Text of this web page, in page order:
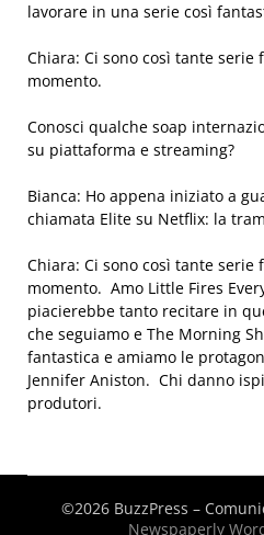
lavorare in una serie così
Chiara: Ci sono così tante
momento.
Conosci qualche soap
su piattaforma e streaming?
Bianca: Ho appena iniziato a
chiamata Elite su Netflix: la
Chiara: Ci sono così tante
momento. Amo Little Fires
piacierebbe tanto recitare in
che seguiamo e The Morning
fantastica e amiamo le
Jennifer Aniston. Chi danno
produtori.
©2026 BuzzPress –
Newspaperly